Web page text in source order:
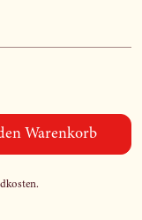
Warenkorb